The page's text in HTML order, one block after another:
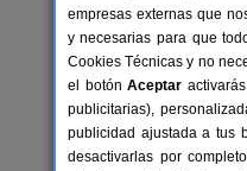
La Morera de
Villanueva de
empresas externas que
y necesarias para que
Cookies Técnicas y no
el botónAceptar
publicitarias),
publicidad ajustada a tus
desactivarlas por